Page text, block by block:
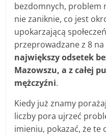
bezdomnych, problem
nie zaniknie, co jest
upokarzającą
przeprowadzane z 8 na
największy odsetek
Mazowszu, a z całej
mężczyźni.
Kiedy już znamy
liczby pora ujrzeć
imieniu, pokazać, że te